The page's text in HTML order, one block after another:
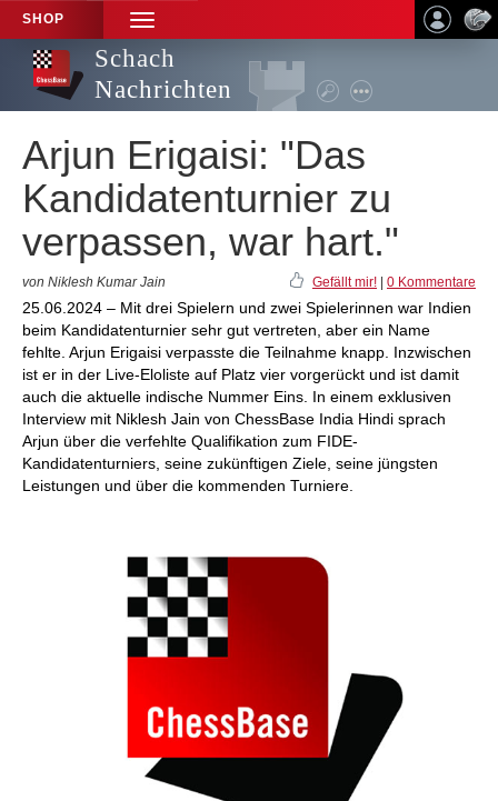
SHOP
TOGGLE
NAVIGATION
Schach
Nachrichten
Arjun Erigaisi: "Das
Kandidatenturnier zu
verpassen, war hart."
von Niklesh Kumar Jain Gefällt mir! 0 Kommentare
25.06.2024 – Mit drei Spielern und zwei Spielerinnen war Indien
beim Kandidatenturnier sehr gut vertreten, aber ein Name
fehlte. Arjun Erigaisi verpasste die Teilnahme knapp. Inzwischen
ist er in der Live-Eloliste auf Platz vier vorgerückt und ist damit
auch die aktuelle indische Nummer Eins. In einem exklusiven
Interview mit Niklesh Jain von ChessBase India Hindi sprach
Arjun über die verfehlte Qualifikation zum FIDE-
Kandidatenturniers, seine zukünftigen Ziele, seine jüngsten
Leistungen und über die kommenden Turniere.